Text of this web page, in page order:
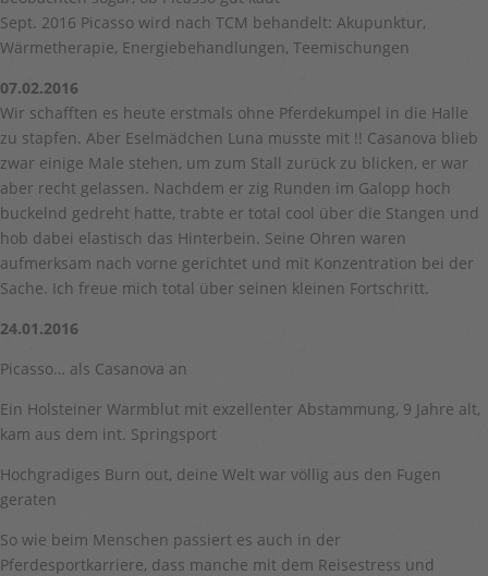
Sept. 2016 Picasso wird nach TCM behandelt: Akupunktur,
Wärmetherapie, Energiebehandlungen, Teemischungen
07.02.2016
Wir schafften es heute erstmals ohne Pferdekumpel in die Halle
zu stapfen. Aber Eselmädchen Luna musste mit !! Casanova blieb
zwar einige Male stehen, um zum Stall zurück zu blicken, er war
aber recht gelassen. Nachdem er zig Runden im Galopp hoch
buckelnd gedreht hatte, trabte er total cool über die Stangen und
hob dabei elastisch das Hinterbein. Seine Ohren waren
aufmerksam nach vorne gerichtet und mit Konzentration bei der
Sache. Ich freue mich total über seinen kleinen Fortschritt.
24.01.2016
Picasso… als Casanova an
Ein Holsteiner Warmblut mit exzellenter Abstammung, 9 Jahre alt,
kam aus dem int. Springsport
Hochgradiges Burn out, deine Welt war völlig aus den Fugen
geraten
So wie beim Menschen passiert es auch in der
Pferdesportkarriere, dass manche mit dem Reisestress und